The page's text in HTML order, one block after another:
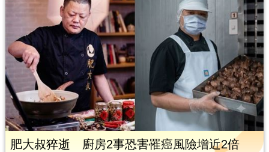
肥大叔猝逝 廚房2事恐害罹癌風險增近2倍